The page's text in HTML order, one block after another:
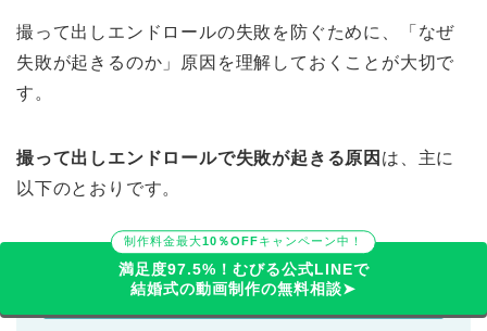
撮って出しエンドロールの失敗を防ぐために、「なぜ
失敗が起きるのか」原因を理解しておくことが大切で
す。
撮って出しエンドロールで失敗が起きる原因 は、主に
以下のとおりです。
撮って出しエンドロールで失敗が起きる原
制作料金最大10％OFFキャンペーン中！
満足度97.5%！むびる公式LINEで
結婚式の動画制作の無料相談➤